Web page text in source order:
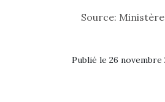
Source:
Publié le 26